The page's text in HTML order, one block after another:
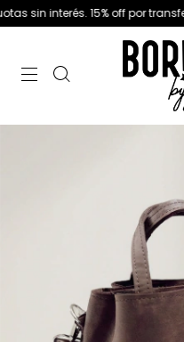
15% off por transferencia.